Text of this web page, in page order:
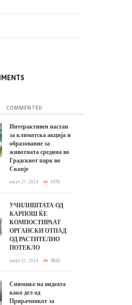
COMMENTED
Интерактивен настан
за климатска акција и
образование за
животната средина во
Градскиот парк во
Скопје
март 21, 2024 4376
УЧИЛИШТАТА ОД
КАРПОШ ЌЕ
КОМПОСТИРААТ
ОРГАНСКИ ОТПАД
ОД РАСТИТЕЛНО
ПОТЕКЛО
март 21, 2024 3852
Снимање на видеата
како дел од
Прирачникот за